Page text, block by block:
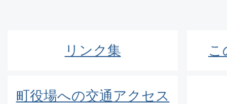
リンク集 こ
町役場への交通アクセス